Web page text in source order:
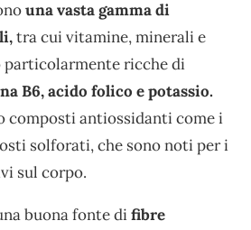
una vasta gamma di
tra cui vitamine, minerali e
particolarmente ricche di
B6, acido folico e potassio.
composti antiossidanti come i
solforati, che sono noti per i
sul corpo.
buona fonte difibre